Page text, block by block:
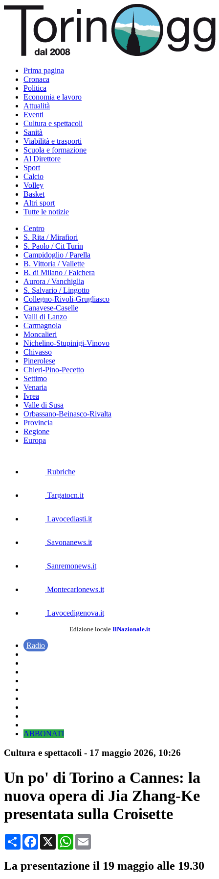
Prima pagina
Cronaca
Politica
Economia e lavoro
Attualità
Eventi
Cultura e spettacoli
Sanità
Viabilità e trasporti
Scuola e formazione
Al Direttore
Sport
Calcio
Volley
Basket
Altri sport
Tutte le notizie
Centro
S. Rita / Mirafiori
S. Paolo / Cit Turin
Campidoglio / Parella
B. Vittoria / Vallette
B. di Milano / Falchera
Aurora / Vanchiglia
S. Salvario / Lingotto
Collegno-Rivoli-Grugliasco
Canavese-Caselle
Valli di Lanzo
Carmagnola
Moncalieri
Nichelino-Stupinigi-Vinovo
Chivasso
Pinerolese
Chieri-Pino-Pecetto
Settimo
Venaria
Ivrea
Valle di Susa
Orbassano-Beinasco-Rivalta
Provincia
Regione
Europa
Rubriche
Targatocn.it
Lavocediasti.it
Savonanews.it
Sanremonews.it
Montecarlonews.it
Lavocedigenova.it
Edizione locale IlNazionale.it
Radio
ABBONATI
Cultura e spettacoli - 17 maggio 2026, 10:26
Un po' di Torino a Cannes: la
nuova opera di Jia Zhang-Ke
presentata sulla Croisette
CondividiFacebook
X WhatsApp
La presentazione il 19 maggio alle 19.30